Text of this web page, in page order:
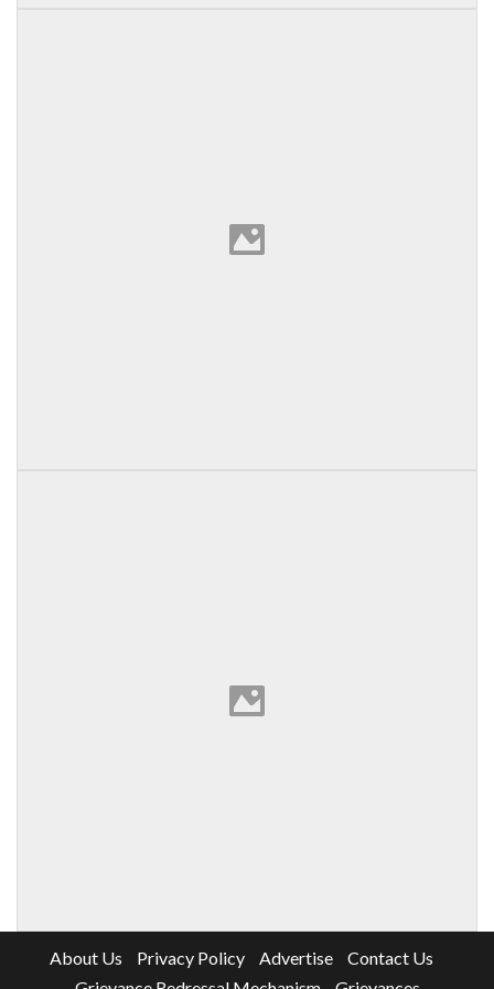
About Us Privacy Policy Advertise
Contact Us